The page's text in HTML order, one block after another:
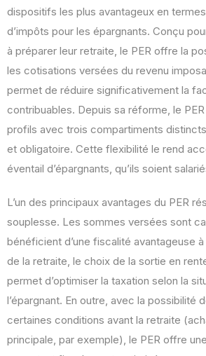
dispositifs les plus avantageux en
d’impôts pour les épargnants. Conçu
à préparer leur retraite, le PER offre la
les cotisations versées du revenu
permet de réduire significativement la
contribuables. Depuis sa réforme, le
profils avec trois compartiments
et obligatoire. Cette flexibilité le rend
éventail d’épargnants, qu’ils soient
L’un des principaux avantages du PER
souplesse. Les sommes versées sont
bénéficient d’une fiscalité avantageuse
de la retraite, le choix de la sortie en
permet d’optimiser la taxation selon la
l’épargnant. En outre, avec la possibilité
certaines conditions avant la retraite
principale, par exemple), le PER offre